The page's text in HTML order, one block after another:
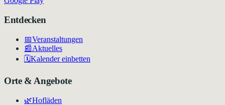
Entdecken
📅Veranstaltungen
📰Aktuelles
🗓️Kalender einbetten
Orte & Angebote
🌿Hofläden